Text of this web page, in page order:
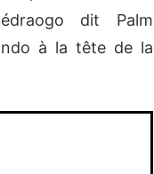
dit Palm
à la tête de la